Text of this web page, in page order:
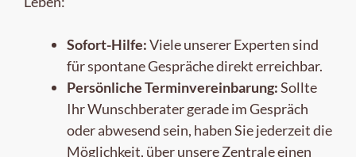
Sofort-Hilfe:Viele unserer Experten sind
für spontane Gespräche direkt erreichbar.
Persönliche Terminvereinbarung:Sollte
Ihr Wunschberater gerade im Gespräch
oder abwesend sein, haben Sie jederzeit die
Möglichkeit, über unsere Zentrale einen